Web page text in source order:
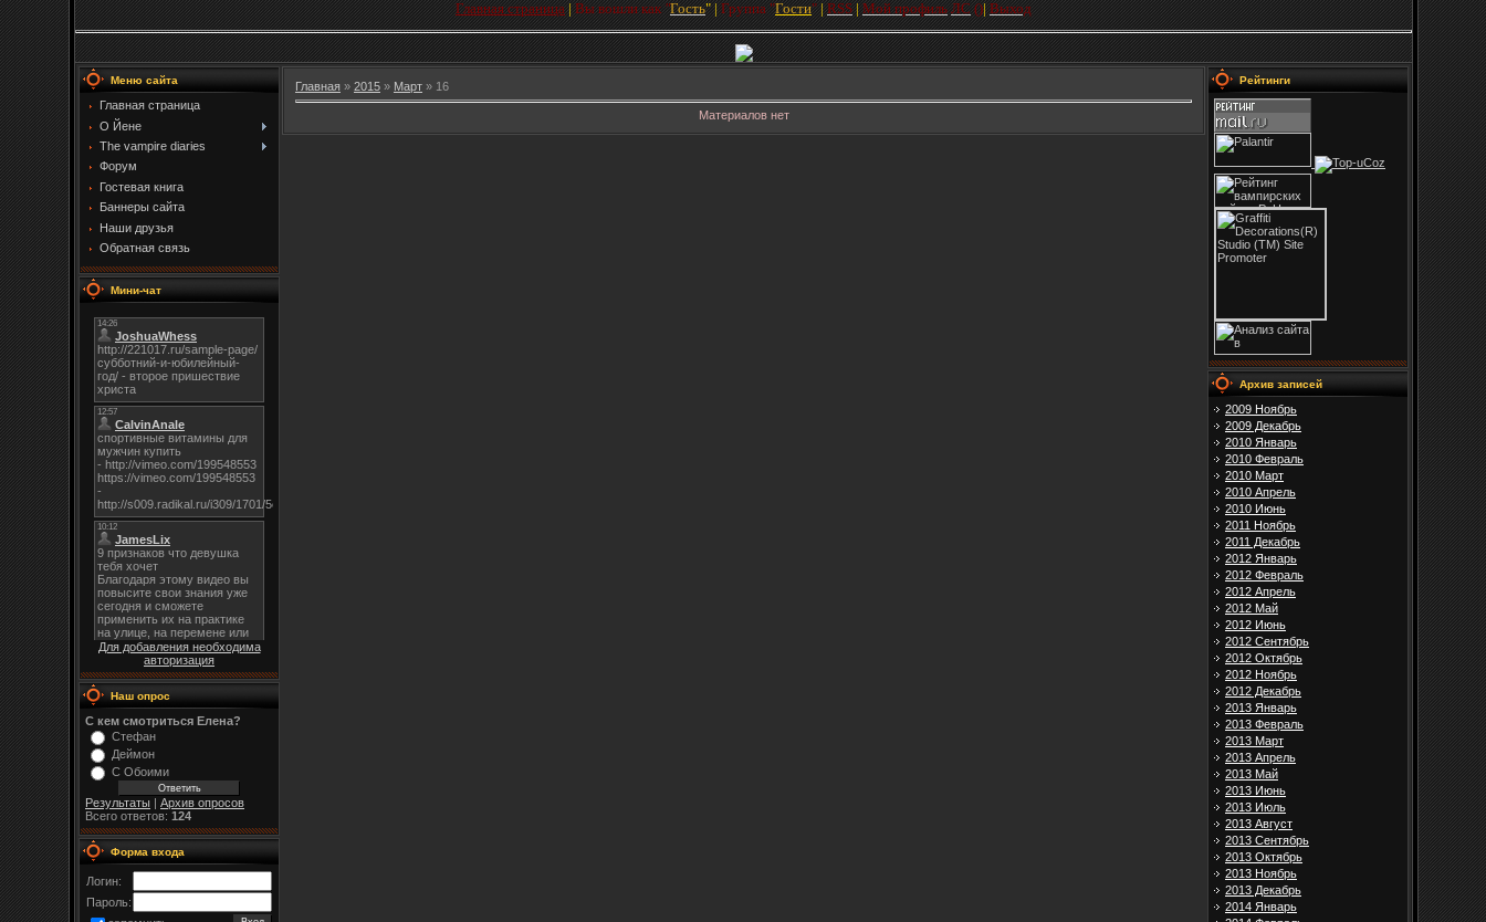
Главная страница | Вы вошли как "Гость"| Группа"Гости" | RSS | Мой профиль ЛC()| Выход
Меню сайта
Главная страница
О Йене
The vampire diaries
Форум
Гостевая книга
Баннеры сайта
Наши друзья
Обратная связь
Мини-чат
Для добавления необходима
авторизация
Наш опрос
С кем смотриться Елена?
Стефан
Деймон
С Обоими
Результаты
Архив опросов
Всего ответов: 124
Форма входа
Логин:
Пароль:
Главная » 2015 » Март » 16
Материалов нет
Рейтинги
Архив записей
2009 Ноябрь
2009 Декабрь
2010 Январь
2010 Февраль
2010 Март
2010 Апрель
2010 Июнь
2011 Ноябрь
2011 Декабрь
2012 Январь
2012 Февраль
2012 Апрель
2012 Май
2012 Июнь
2012 Сентябрь
2012 Октябрь
2012 Ноябрь
2012 Декабрь
2013 Январь
2013 Февраль
2013 Март
2013 Апрель
2013 Май
2013 Июнь
2013 Июль
2013 Август
2013 Сентябрь
2013 Октябрь
2013 Ноябрь
2013 Декабрь
2014 Январь